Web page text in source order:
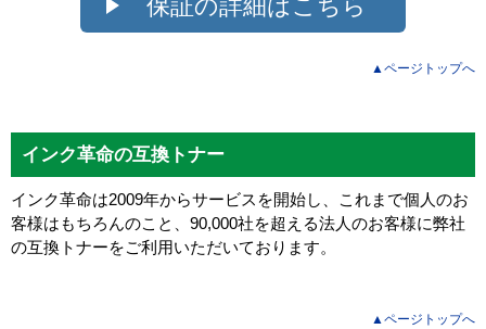
保証の詳細はこちら
▲ページトップへ
インク革命の互換トナー
インク革命は2009年からサービスを開始し、これまで個人のお
客様はもちろんのこと、90,000社を超える法人のお客様に弊社
の互換トナーをご利用いただいております。
▲ページトップへ